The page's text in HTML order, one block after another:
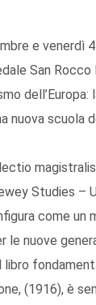
e venerdì
San
dell’Europa:
nuova scuola
Studies –
come un
le nuove
(1916), è